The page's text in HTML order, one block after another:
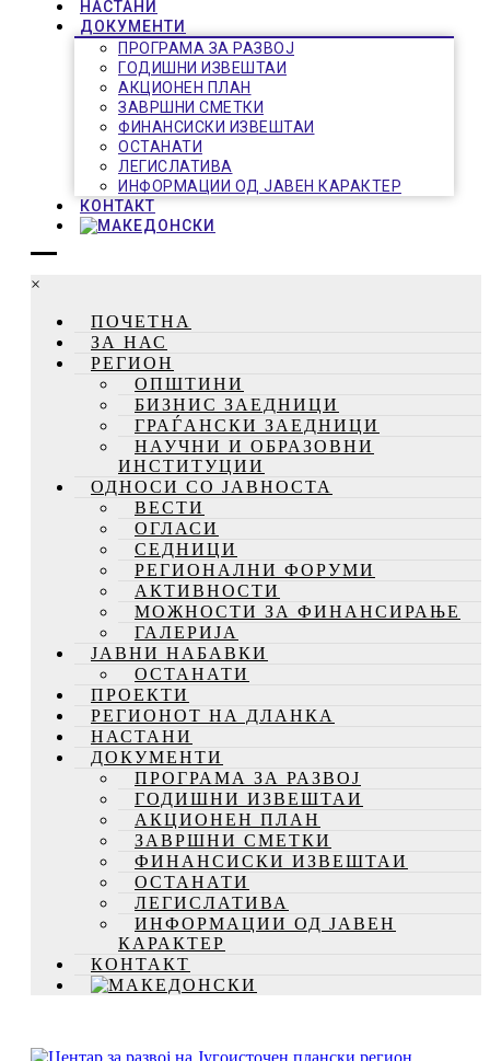
НАСТАНИ
ДОКУМЕНТИ
ПРОГРАМА ЗА РАЗВОЈ
ГОДИШНИ ИЗВЕШТАИ
АКЦИОНЕН ПЛАН
ЗАВРШНИ СМЕТКИ
ФИНАНСИСКИ ИЗВЕШТАИ
ОСТАНАТИ
ЛЕГИСЛАТИВА
ИНФОРМАЦИИ ОД ЈАВЕН КАРАКТЕР
КОНТАКТ
×
ПОЧЕТНА
ЗА НАС
РЕГИОН
ОПШТИНИ
БИЗНИС ЗАЕДНИЦИ
ГРАЃАНСКИ ЗАЕДНИЦИ
НАУЧНИ И ОБРАЗОВНИ
ИНСТИТУЦИИ
ОДНОСИ СО ЈАВНОСТА
ВЕСТИ
ОГЛАСИ
СЕДНИЦИ
РЕГИОНАЛНИ ФОРУМИ
АКТИВНОСТИ
МОЖНОСТИ ЗА ФИНАНСИРАЊЕ
ГАЛЕРИЈА
ЈАВНИ НАБАВКИ
ОСТАНАТИ
ПРОЕКТИ
РЕГИОНОТ НА ДЛАНКА
НАСТАНИ
ДОКУМЕНТИ
ПРОГРАМА ЗА РАЗВОЈ
ГОДИШНИ ИЗВЕШТАИ
АКЦИОНЕН ПЛАН
ЗАВРШНИ СМЕТКИ
ФИНАНСИСКИ ИЗВЕШТАИ
ОСТАНАТИ
ЛЕГИСЛАТИВА
ИНФОРМАЦИИ ОД ЈАВЕН
КАРАКТЕР
КОНТАКТ